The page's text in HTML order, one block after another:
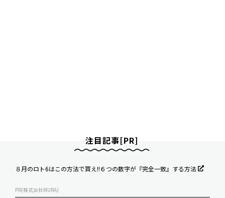
注目記事[PR]
８月のロト6はこの方法で買え!!６つの数字が『完全一致』する方法
PR(株式会社MURA)